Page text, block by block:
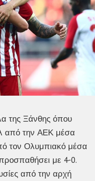
της Ξάνθης όπου
από την ΑΕΚ μέσα
τον Ολυμπιακό μέσα
με 4-0.
από την αρχή